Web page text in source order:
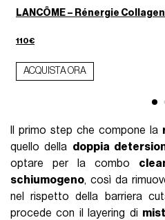
LANCÔME – Rénergie
110€
ACQUISTA ORA
Il primo step che compone la
quello della doppia
optare per la combo
schiumogeno, così da
nel rispetto della barriera
procede con il layering di